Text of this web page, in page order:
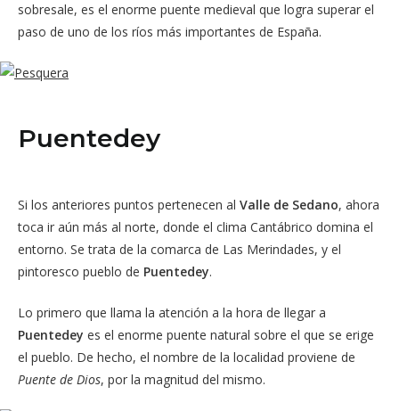
sobresale, es el enorme puente medieval que logra superar el
paso de uno de los ríos más importantes de España.
Puentedey
Si los anteriores puntos pertenecen al Valle de Sedano, ahora
toca ir aún más al norte, donde el clima Cantábrico domina el
entorno. Se trata de la comarca de Las Merindades, y el
pintoresco pueblo de Puentedey.
Lo primero que llama la atención a la hora de llegar a
Puentedey es el enorme puente natural sobre el que se erige
el pueblo. De hecho, el nombre de la localidad proviene de
Puente de Dios, por la magnitud del mismo.